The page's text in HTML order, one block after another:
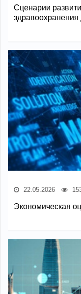
Сценарии
здравоохранения
22.05.2026
Экономическая